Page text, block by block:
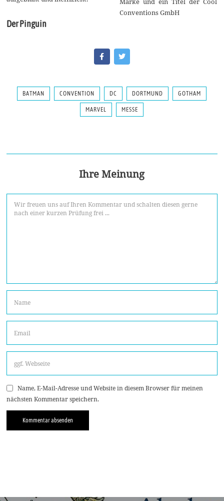
Der Pinguin
Conventions GmbH
BATMAN CONVENTION DC DORTMUND GOTHAM
MARVEL MESSE
Ihre Meinung
Name, E-Mail-Adresse und Website in diesem Browser für meinen
nächsten Kommentar speichern.